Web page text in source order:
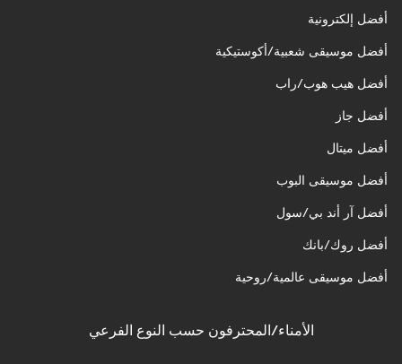
أفضل إلكترونية
أفضل موسيقى شعبية/أكوستيكية
أفضل هيب هوب/راب
أفضل جاز
أفضل ميتال
أفضل موسيقى البوب
أفضل آر أند بي/سول
أفضل روك/بانك
أفضل موسيقى عالمية/روحية
الأمناء/المحترفون حسب النوع الفرعي